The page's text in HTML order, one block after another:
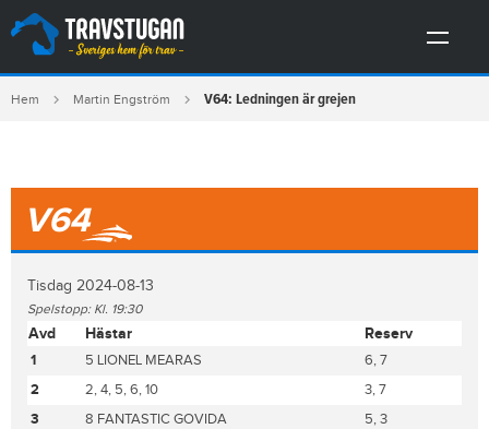
Hem Martin Engström V64: Ledningen är grejen
V64
Tisdag 2024-08-13
Spelstopp: Kl. 19:30
Avd Hästar Reserv
1 5 LIONEL MEARAS
6, 7
2
2, 4, 5, 6, 10
3, 7
3
8 FANTASTIC GOVIDA
5, 3